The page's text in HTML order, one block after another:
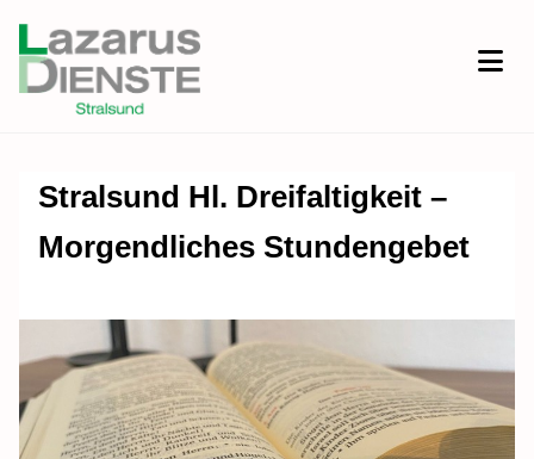
Stralsund Hl. Dreifaltigkeit –
Morgendliches Stundengebet